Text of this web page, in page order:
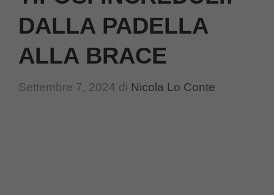
DALLA PADELLA
ALLA BRACE
Settembre 7, 2024 di Nicola Lo Conte